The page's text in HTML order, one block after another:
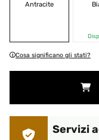
Antracite
Cosa significano gli stati?
Servizi